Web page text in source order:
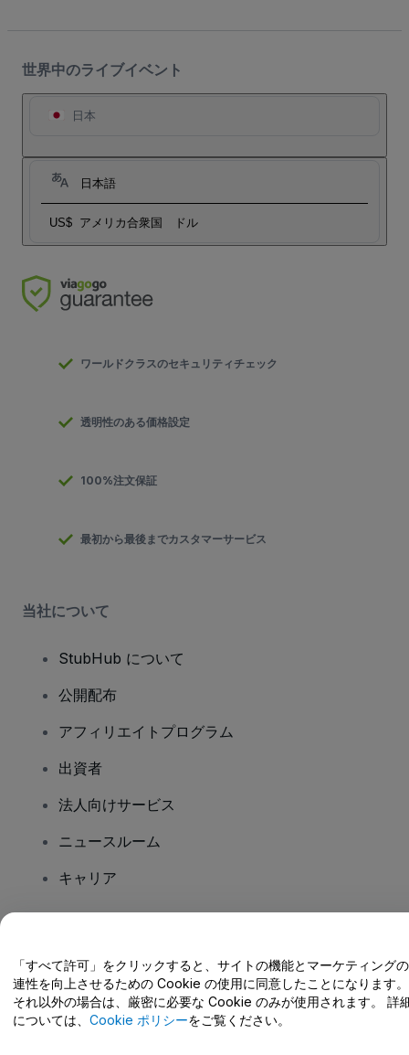
世界中のライブイベント
日本
日本語
US$ アメリカ合衆国 ドル
ワールドクラスのセキュリティチェック
透明性のある価格設定
100%注文保証
最初から最後までカスタマーサービス
当社について
StubHub について
公開配布
アフィリエイトプログラム
出資者
法人向けサービス
ニュースルーム
キャリア
ヘルプセンター / こちらまでご連絡下さい
「すべて許可」をクリックすると、サイトの機能とマーケティング
連性を向上させるための Cookie の使用に同意したことになります。
それ以外の場合は、厳密に必要な Cookie のみが使用されます。 詳
については、 Cookie ポリシーをご覧ください。